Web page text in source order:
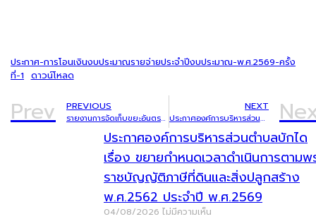
ประกาศ-การโอนเงินงบประมาณรายจ่ายประจำปีงบประมาณ-พ.ศ.2569-ครั้ง
ที่-1 ดาวน์โหลด
Prev PREVIOUS
รายงานการจัดเก็บขยะอันตรายชุมชน ประจำเดือน มกราคม 2569
NEXT
ประกาศองค์การบริหารส่วนตำบลบักได เรื่อง การโอนเงินงบประมาณรายจ่ายประจำปีงบประมาณ พ.ศ.2569 ครั้งที่ 2/2569
ประกาศองค์การบริหารส่วนตำบลบักได
เรื่อง ขยายกำหนดเวลาดำเนินการตามพ
ราชบัญญัติภาษีที่ดินและสิ่งปลูกสร้าง
พ.ศ.2562 ประจำปี พ.ศ.2569
04/08/2026 ไม่มีความเห็น